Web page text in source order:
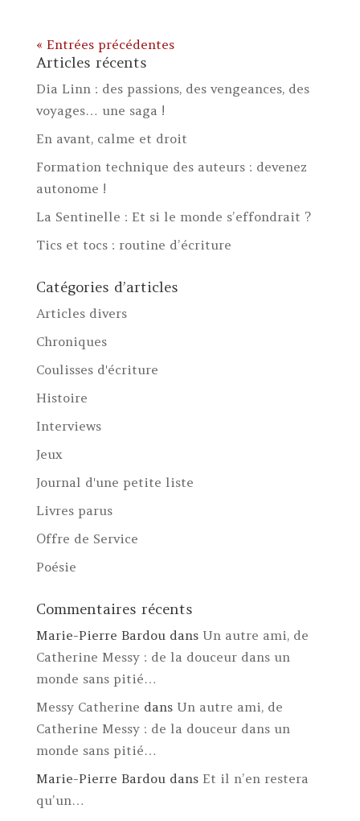
« Entrées précédentes
Articles récents
Dia Linn : des passions, des vengeances, des
voyages… une saga !
En avant, calme et droit
Formation technique des auteurs : devenez
autonome !
La Sentinelle : Et si le monde s’effondrait ?
Tics et tocs : routine d’écriture
Catégories d’articles
Articles divers
Chroniques
Coulisses d'écriture
Histoire
Interviews
Jeux
Journal d'une petite liste
Livres parus
Offre de Service
Poésie
Commentaires récents
Marie-Pierre Bardou dans Un autre ami, de
Catherine Messy : de la douceur dans un
monde sans pitié…
Messy Catherine dans Un autre ami, de
Catherine Messy : de la douceur dans un
monde sans pitié…
Marie-Pierre Bardou dans Et il n’en restera
qu’un…